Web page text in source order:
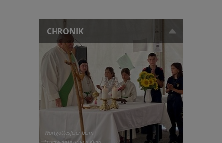
CHRONIK
Wortgottesfeier beim
Feuerwehrheurigen Klein-